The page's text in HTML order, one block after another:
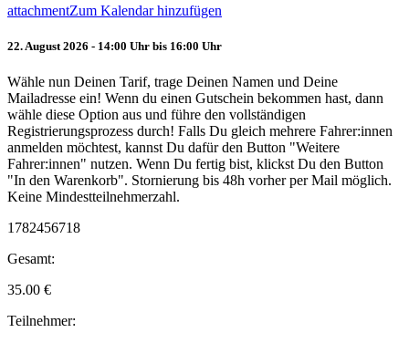
attachmentZum Kalendar hinzufügen
22. August 2026 - 14:00 Uhr bis 16:00 Uhr
Wähle nun Deinen Tarif, trage Deinen Namen und Deine
Mailadresse ein! Wenn du einen Gutschein bekommen hast, dann
wähle diese Option aus und führe den vollständigen
Registrierungsprozess durch! Falls Du gleich mehrere Fahrer:innen
anmelden möchtest, kannst Du dafür den Button "Weitere
Fahrer:innen" nutzen. Wenn Du fertig bist, klickst Du den Button
"In den Warenkorb". Stornierung bis 48h vorher per Mail möglich.
Keine Mindestteilnehmerzahl.
1782456718
Gesamt:
35.00 €
Teilnehmer: